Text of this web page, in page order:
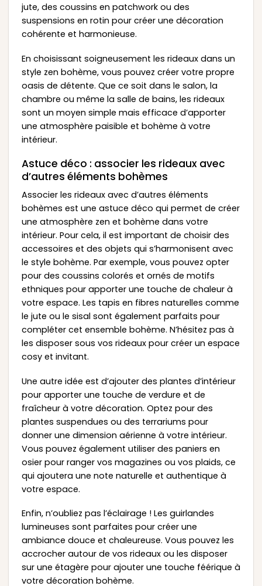
jute, des coussins en patchwork ou des
suspensions en rotin pour créer une décoration
cohérente et harmonieuse.
En choisissant soigneusement les rideaux dans un
style zen bohème, vous pouvez créer votre propre
oasis de détente. Que ce soit dans le salon, la
chambre ou même la salle de bains, les rideaux
sont un moyen simple mais efficace d’apporter
une atmosphère paisible et bohème à votre
intérieur.
Astuce déco : associer les rideaux avec
d’autres éléments bohèmes
Associer les rideaux avec d’autres éléments
bohèmes est une astuce déco qui permet de créer
une atmosphère zen et bohème dans votre
intérieur. Pour cela, il est important de choisir des
accessoires et des objets qui s’harmonisent avec
le style bohème. Par exemple, vous pouvez opter
pour des coussins colorés et ornés de motifs
ethniques pour apporter une touche de chaleur à
votre espace. Les tapis en fibres naturelles comme
le jute ou le sisal sont également parfaits pour
compléter cet ensemble bohème. N’hésitez pas à
les disposer sous vos rideaux pour créer un espace
cosy et invitant.
Une autre idée est d’ajouter des plantes d’intérieur
pour apporter une touche de verdure et de
fraîcheur à votre décoration. Optez pour des
plantes suspendues ou des terrariums pour
donner une dimension aérienne à votre intérieur.
Vous pouvez également utiliser des paniers en
osier pour ranger vos magazines ou vos plaids, ce
qui ajoutera une note naturelle et authentique à
votre espace.
Enfin, n’oubliez pas l’éclairage ! Les guirlandes
lumineuses sont parfaites pour créer une
ambiance douce et chaleureuse. Vous pouvez les
accrocher autour de vos rideaux ou les disposer
sur une étagère pour ajouter une touche féérique à
votre décoration bohème.